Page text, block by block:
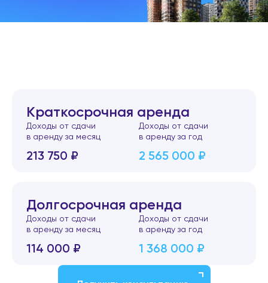
Краткосрочная аренда
Доходы от сдачи
в аренду за месяц
213 750 ₽
Доходы от сдачи
в аренду за год
2 565 000 ₽
Долгосрочная аренда
Доходы от сдачи
в аренду за месяц
114 000 ₽
Доходы от сдачи
в аренду за год
1 368 000 ₽